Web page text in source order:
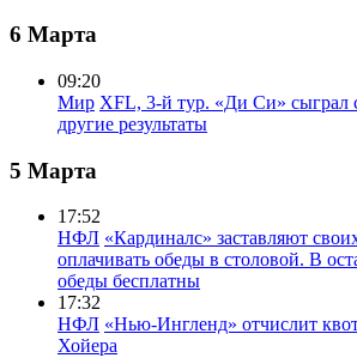
6 Марта
09:20
Мир XFL, 3-й тур. «Ди Си» сыграл
другие результаты
5 Марта
17:52
НФЛ «Кардиналс» заставляют
оплачивать обеды в столовой. В
обеды бесплатны
17:32
НФЛ «Нью-Ингленд» отчислит
Хойера